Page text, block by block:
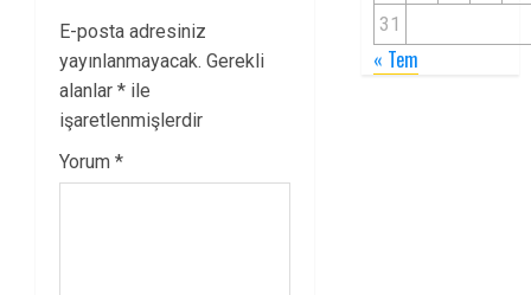
E-posta adresiniz
yayınlanmayacak. Gerekli
alanlar * ile
işaretlenmişlerdir
Yorum *
31
« Tem